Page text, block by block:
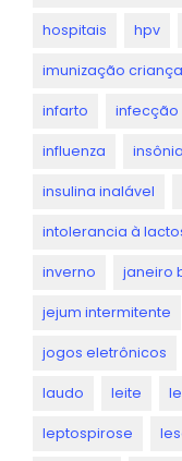
hospitais hpv
imunização
infarto infecção
influenza insônia
insulina inalável
intolerancia à
inverno janeiro
jejum intermitente
jogos eletrônicos
laudo leite
leptospirose